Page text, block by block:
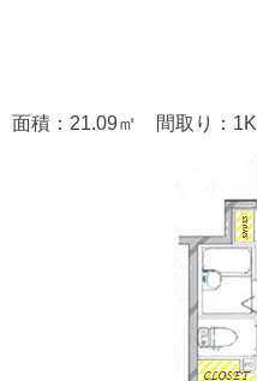
面積：21.09㎡ 間取り：1K